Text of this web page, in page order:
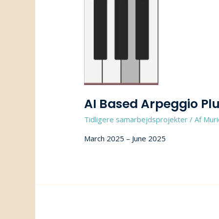
AI Based Arpeggio
Tidligere samarbejdsprojekter / Af
March 2025 – June 2025